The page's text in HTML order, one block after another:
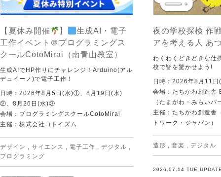
【夏休み開催 】
生成AI・電子
工作イベント＠プログラミングス
クールCotoMirai（南青山教室）
生成AIでHP作りにチャレンジ！Arduino(アル
デュイーノ)で電子工作！
日時：2026年8月5日(水)①、8月19日(水)
②、8月26日(水)③
会場：プログラミングスクールCotoMirai
主催：株式会社コトイズム
デザイン , サイエンス , 電子工作 , デジタル ,
プログラミング
夜の学校探検 作
アを考える人 あ
わくわくどきどきな仕
校で皆を驚かせよう!
日時：2026年8月11日
会場：たちかわ創造舎
（たまがわ・みらいパ
主催：たちかわ創造舎
トワーク・ジャパン）
造形 , 音楽 , デジタル
2026.07.14 TUE